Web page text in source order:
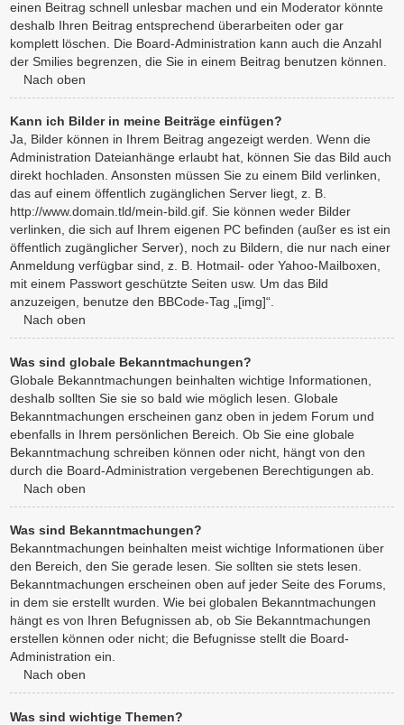
einen Beitrag schnell unlesbar machen und ein Moderator könnte
deshalb Ihren Beitrag entsprechend überarbeiten oder gar
komplett löschen. Die Board-Administration kann auch die Anzahl
der Smilies begrenzen, die Sie in einem Beitrag benutzen können.
Nach oben
Kann ich Bilder in meine Beiträge einfügen?
Ja, Bilder können in Ihrem Beitrag angezeigt werden. Wenn die
Administration Dateianhänge erlaubt hat, können Sie das Bild auch
direkt hochladen. Ansonsten müssen Sie zu einem Bild verlinken,
das auf einem öffentlich zugänglichen Server liegt, z. B.
http://www.domain.tld/mein-bild.gif. Sie können weder Bilder
verlinken, die sich auf Ihrem eigenen PC befinden (außer es ist ein
öffentlich zugänglicher Server), noch zu Bildern, die nur nach einer
Anmeldung verfügbar sind, z. B. Hotmail- oder Yahoo-Mailboxen,
mit einem Passwort geschützte Seiten usw. Um das Bild
anzuzeigen, benutze den BBCode-Tag „[img]“.
Nach oben
Was sind globale Bekanntmachungen?
Globale Bekanntmachungen beinhalten wichtige Informationen,
deshalb sollten Sie sie so bald wie möglich lesen. Globale
Bekanntmachungen erscheinen ganz oben in jedem Forum und
ebenfalls in Ihrem persönlichen Bereich. Ob Sie eine globale
Bekanntmachung schreiben können oder nicht, hängt von den
durch die Board-Administration vergebenen Berechtigungen ab.
Nach oben
Was sind Bekanntmachungen?
Bekanntmachungen beinhalten meist wichtige Informationen über
den Bereich, den Sie gerade lesen. Sie sollten sie stets lesen.
Bekanntmachungen erscheinen oben auf jeder Seite des Forums,
in dem sie erstellt wurden. Wie bei globalen Bekanntmachungen
hängt es von Ihren Befugnissen ab, ob Sie Bekanntmachungen
erstellen können oder nicht; die Befugnisse stellt die Board-
Administration ein.
Nach oben
Was sind wichtige Themen?